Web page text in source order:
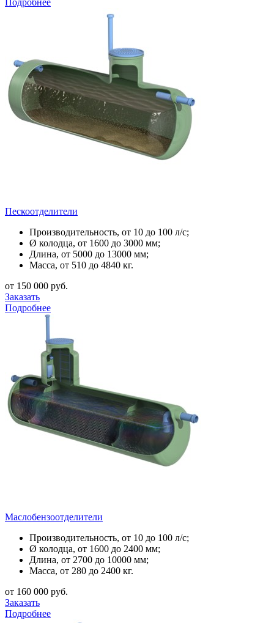
Подробнее
Пескоотделители
Производительность, от 10 до 100 л/с;
Ø колодца, от 1600 до 3000 мм;
Длина, от 5000 до 13000 мм;
Масса, от 510 до 4840 кг.
от 150 000 руб.
Заказать
Подробнее
Маслобензоотделители
Производительность, от 10 до 100 л/с;
Ø колодца, от 1600 до 2400 мм;
Длина, от 2700 до 10000 мм;
Масса, от 280 до 2400 кг.
от 160 000 руб.
Заказать
Подробнее